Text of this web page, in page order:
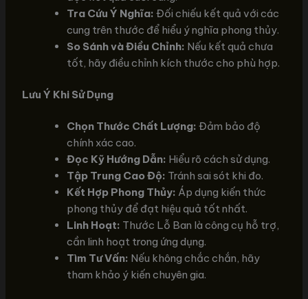
Tra Cứu Ý Nghĩa: Đối chiếu kết quả với các
cung trên thước để hiểu ý nghĩa phong thủy.
So Sánh và Điều Chỉnh: Nếu kết quả chưa
tốt, hãy điều chỉnh kích thước cho phù hợp.
Lưu Ý Khi Sử Dụng
Chọn Thước Chất Lượng: Đảm bảo độ
chính xác cao.
Đọc Kỹ Hướng Dẫn: Hiểu rõ cách sử dụng.
Tập Trung Cao Độ: Tránh sai sót khi đo.
Kết Hợp Phong Thủy: Áp dụng kiến thức
phong thủy để đạt hiệu quả tốt nhất.
Linh Hoạt: Thước Lỗ Ban là công cụ hỗ trợ,
cần linh hoạt trong ứng dụng.
Tìm Tư Vấn: Nếu không chắc chắn, hãy
tham khảo ý kiến chuyên gia.